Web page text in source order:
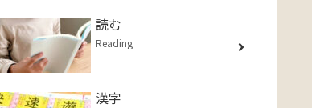
読む
Reading
漢字